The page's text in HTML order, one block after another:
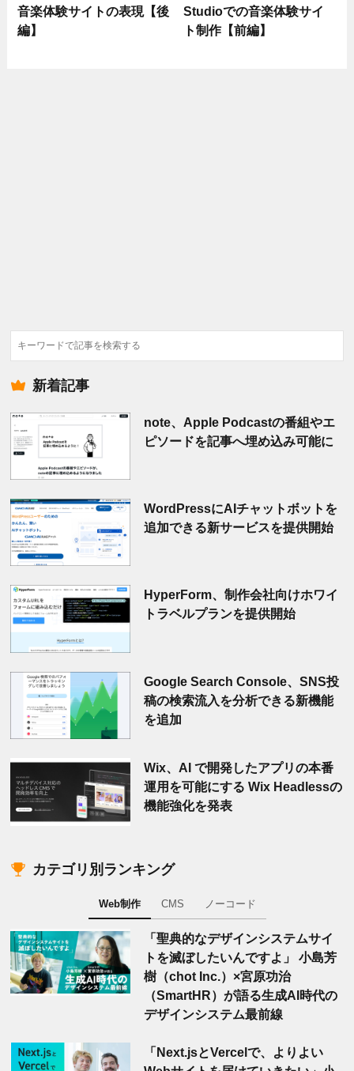
音楽体験サイトの表現【後
編】
Studioでの音楽体験サイ
ト制作【前編】
検
索
新着記事
note、Apple Podcastの番組やエ
ピソードを記事へ埋め込み可能に
WordPressにAIチャットボットを
追加できる新サービスを提供開始
HyperForm、制作会社向けホワイ
トラベルプランを提供開始
Google Search Console、SNS投
稿の検索流入を分析できる新機能
を追加
Wix、AI で開発したアプリの本番
運用を可能にする Wix Headlessの
機能強化を発表
カテゴリ別ランキング
Web制作 CMS ノーコード
「聖典的なデザインシステムサイ
トを滅ぼしたいんですよ」 小島芳
樹（chot Inc.）×宮原功治
（SmartHR）が語る生成AI時代の
デザインシステム最前線
「Next.jsとVercelで、よりよい